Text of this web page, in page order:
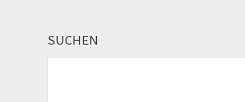
SUCHEN